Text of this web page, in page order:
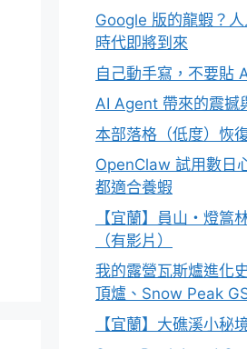
Google 版的龍蝦？
時代即將到來
自己動手寫，不要貼
AI Agent 帶來的震撼
本部落格（低度）恢
OpenClaw 試用數日
都適合養蝦
【宜蘭】員山・燈篙
（有影片）
我的露營瓦斯爐進化
頂爐、Snow Peak
【宜蘭】大礁溪小秘